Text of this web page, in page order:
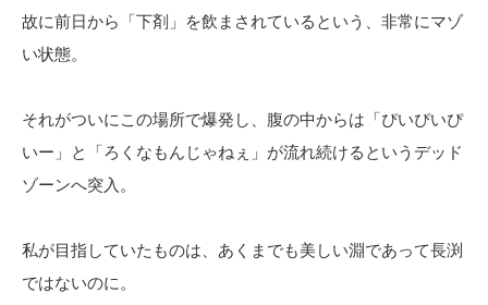
故に前日から「下剤」を飲まされているという、非常にマゾ
い状態。
それがついにこの場所で爆発し、腹の中からは「ぴいぴいぴ
いー」と「ろくなもんじゃねぇ」が流れ続けるというデッド
ゾーンへ突入。
私が目指していたものは、あくまでも美しい淵であって長渕
ではないのに。